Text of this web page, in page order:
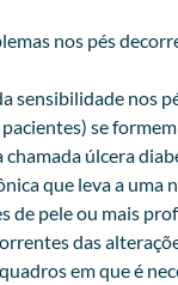
nos pés
sensibilidade nos
se
chamada úlcera
que leva a uma
de pele ou mais
das
em que é